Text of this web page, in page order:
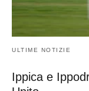
ULTIME NOTIZIE
Ippica e